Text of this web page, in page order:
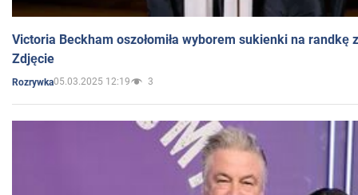
Victoria Beckham oszołomiła wyborem sukienki na randkę
Zdjęcie
Rozrywka05.03.2025 12:19 3